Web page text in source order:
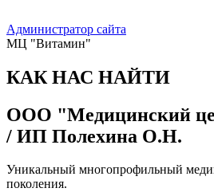
Администратор сайта
МЦ "Витамин"
КАК НАС НАЙТИ
ООО "Медицинский
/ ИП Полехина О.Н.
Уникальный многопрофильный
поколения.